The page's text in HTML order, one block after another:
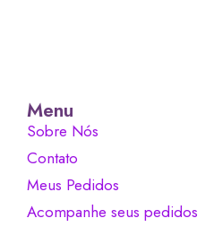
Menu
Sobre Nós
Contato
Meus Pedidos
Acompanhe seus pedidos